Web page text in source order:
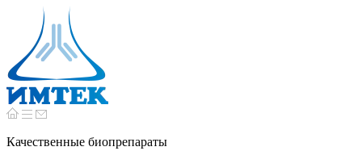
Качественные биопрепараты